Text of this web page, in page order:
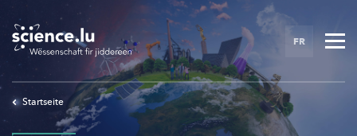
main
content
FR
Startseite